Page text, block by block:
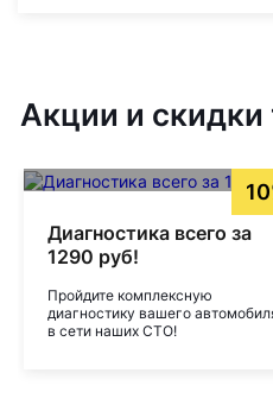
Акции и скидки
Диагностика всего за
1290 руб!
Пройдите комплексную
диагностику вашего
в сети наших СТО!